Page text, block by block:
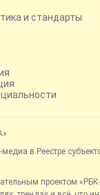
и стандарты
в Реестре
проектом